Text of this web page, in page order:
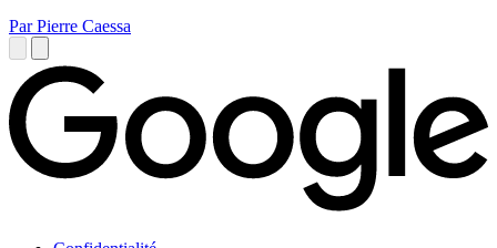
Par Pierre Caessa